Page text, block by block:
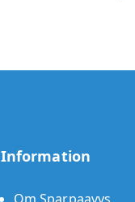
Information